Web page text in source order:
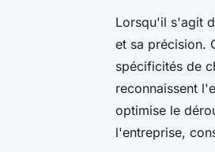
Lorsqu'il s'agit
et sa précision.
spécificités de
reconnaissent
optimise le
l'entreprise,